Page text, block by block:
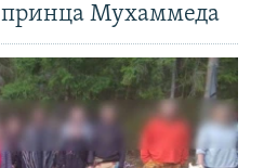
Мухаммеда